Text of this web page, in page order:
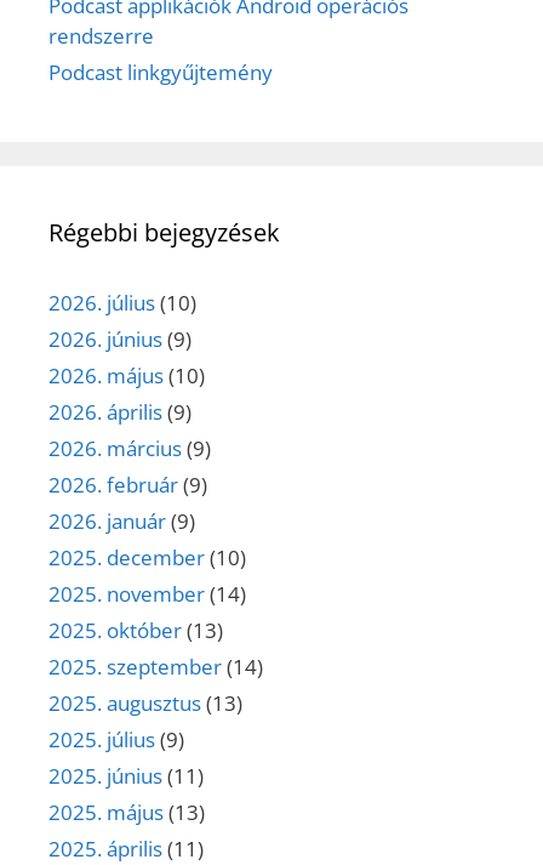
Podcast applikációk Android operációs
rendszerre
Podcast linkgyűjtemény
Régebbi bejegyzések
2026. július(10)
2026. június(9)
2026. május(10)
2026. április(9)
2026. március(9)
2026. február(9)
2026. január(9)
2025. december(10)
2025. november(14)
2025. október(13)
2025. szeptember(14)
2025. augusztus(13)
2025. július(9)
2025. június(11)
2025. május(13)
2025. április(11)